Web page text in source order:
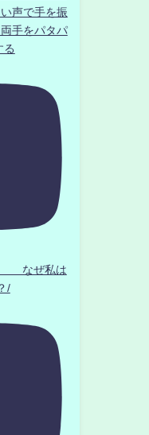
声で手を振
手をパタパ
る
なぜ私は
/